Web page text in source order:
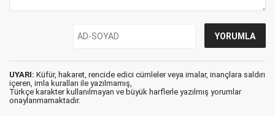
UYARI: Küfür, hakaret, rencide edici cümleler veya imalar, inançlara saldırı
içeren, imla kuralları ile yazılmamış,
Türkçe karakter kullanılmayan ve büyük harflerle yazılmış yorumlar
onaylanmamaktadır.